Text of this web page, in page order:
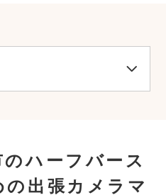
ハーフバース
出張カメラマ